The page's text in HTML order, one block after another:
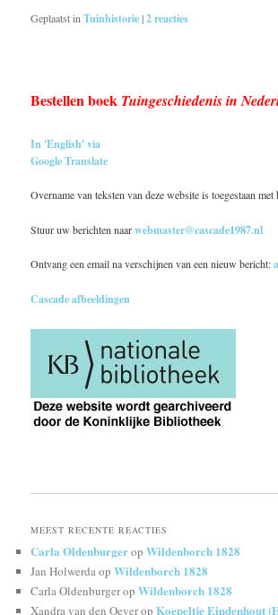
Geplaatst in Tuinhistorie|2reacties
Bestellen boek Tuingeschiedenis in
In 'English' via
Google Translate
Overname van teksten van deze website is toegestaan
Stuur uw berichten naarwebmaster@cascade1987.nl
Ontvang een email na verschijnen van een nieuw bericht:
Cascade afbeeldingen
MEEST RECENTE REACTIES
Carla OldenburgeropWildenborch 1828
Jan Holwerda opWildenborch 1828
Carla OldenburgeropWildenborch 1828
Xandra van den OeveropKoepeltje Eindenhout